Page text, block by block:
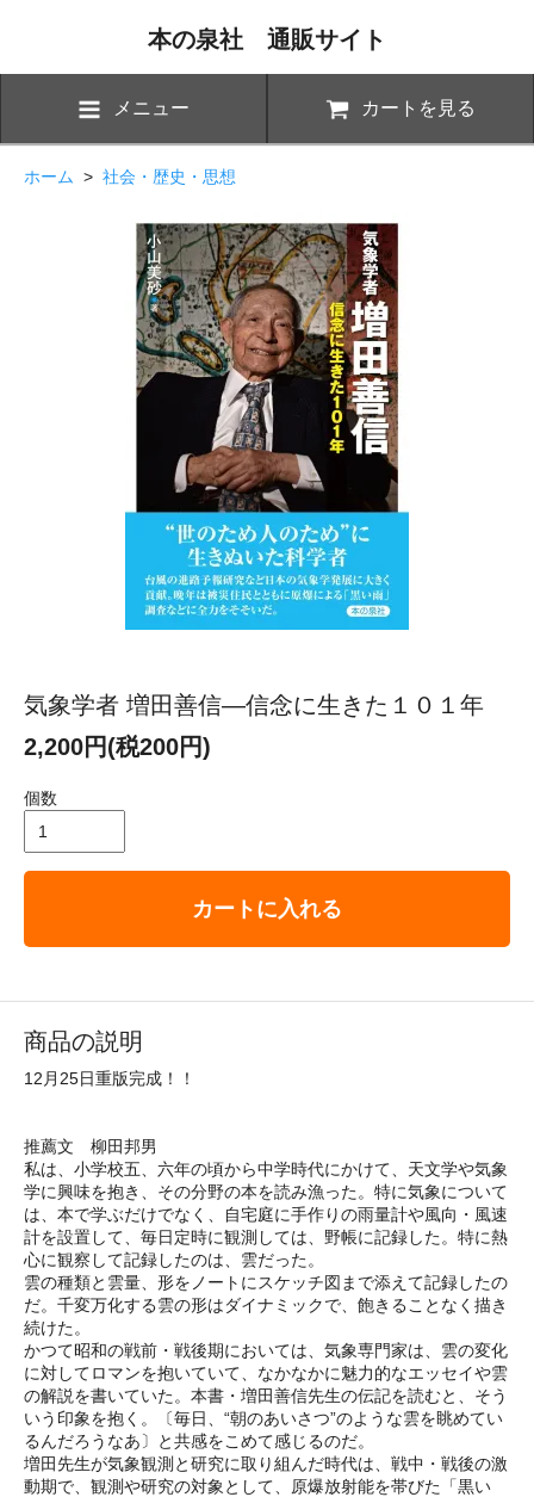
本の泉社 通販サイト
メニュー カートを見る
ホーム > 社会・歴史・思想
気象学者 増田善信―信念に生きた１０１年
2,200円(税200円)
個数
カートに入れる
商品の説明
12月25日重版完成！！
推薦文 柳田邦男
私は、小学校五、六年の頃から中学時代にかけて、天文学や気象
学に興味を抱き、その分野の本を読み漁った。特に気象について
は、本で学ぶだけでなく、自宅庭に手作りの雨量計や風向・風速
計を設置して、毎日定時に観測しては、野帳に記録した。特に熱
心に観察して記録したのは、雲だった。
雲の種類と雲量、形をノートにスケッチ図まで添えて記録したの
だ。千変万化する雲の形はダイナミックで、飽きることなく描き
続けた。
かつて昭和の戦前・戦後期においては、気象専門家は、雲の変化
に対してロマンを抱いていて、なかなかに魅力的なエッセイや雲
の解説を書いていた。本書・増田善信先生の伝記を読むと、そう
いう印象を抱く。〔毎日、“朝のあいさつ”のような雲を眺めてい
るんだろうなあ〕と共感をこめて感じるのだ。
増田先生が気象観測と研究に取り組んだ時代は、戦中・戦後の激
動期で、観測や研究の対象として、原爆放射能を帯びた「黒い